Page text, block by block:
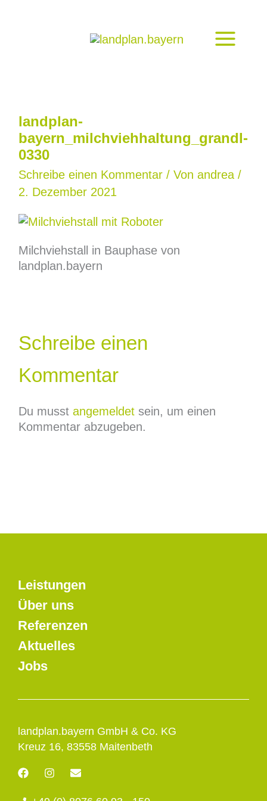
landplan-
bayern_milchviehhaltung_grandl-
0330
Schreibe einen Kommentar / Von andrea /
2. Dezember 2021
Milchviehstall in Bauphase von
landplan.bayern
Schreibe einen
Kommentar
Du musst angemeldetsein, um einen
Kommentar abzugeben.
landplan.bayern GmbH & Co. KG
Kreuz 16, 83558 Maitenbeth
F
a
I
n
E
Leistungen
Über uns
Referenzen
Aktuelles
Jobs